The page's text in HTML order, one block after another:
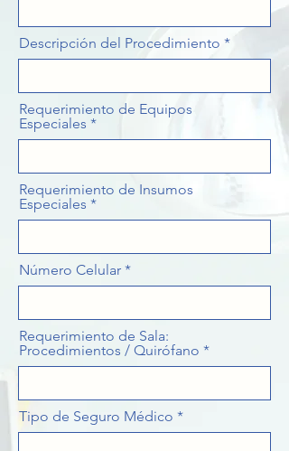
Descripción del Procedimiento
Requerimiento de Equipos
Especiales
Requerimiento de Insumos
Especiales
Número Celular
Requerimiento de Sala:
Procedimientos / Quirófano
Tipo de Seguro Médico